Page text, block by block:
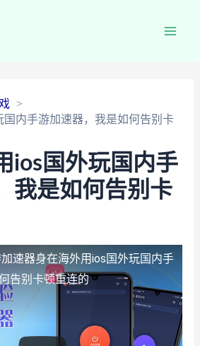
国内手游加速器，我是如何告别卡
ios国外玩国内手
我是如何告别卡
速器身在海外用ios国外玩国内手
告别卡顿重连的